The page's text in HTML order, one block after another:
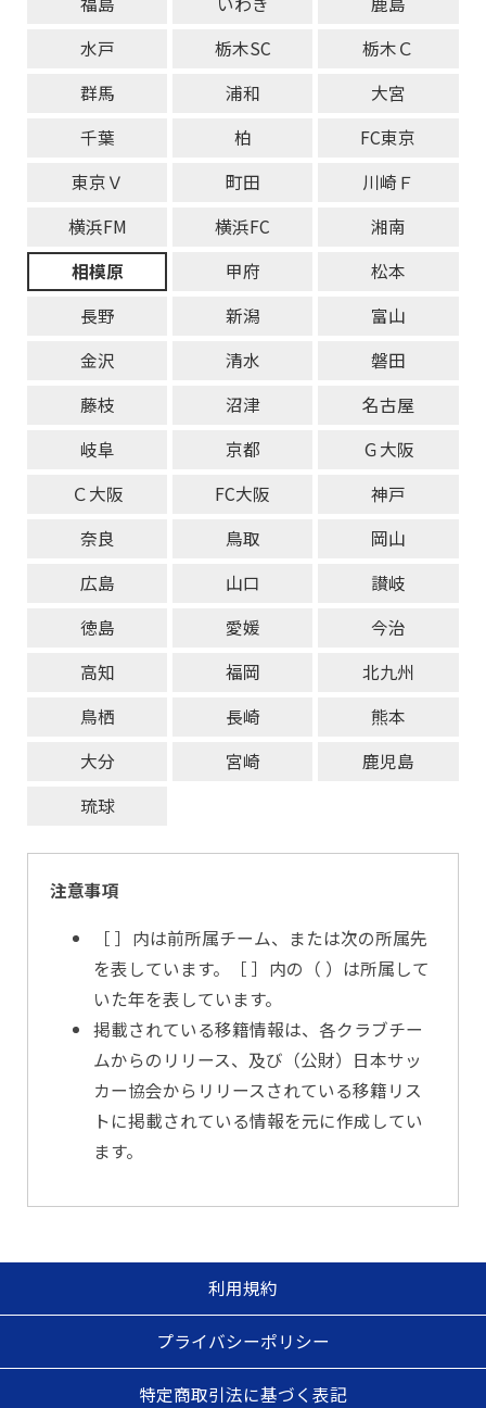
水戸
栃木SC
栃木Ｃ
群馬
浦和
大宮
千葉
柏
FC東京
東京Ｖ
町田
川崎Ｆ
横浜FM
横浜FC
湘南
相模原
甲府
松本
長野
新潟
富山
金沢
清水
磐田
藤枝
沼津
名古屋
岐阜
京都
Ｇ大阪
Ｃ大阪
FC大阪
神戸
奈良
鳥取
岡山
広島
山口
讃岐
徳島
愛媛
今治
高知
福岡
北九州
鳥栖
長崎
熊本
大分
宮崎
鹿児島
琉球
注意事項
［ ］内は前所属チーム、または次の所属先
を表しています。［ ］内の（ ）は所属して
いた年を表しています。
掲載されている移籍情報は、各クラブチー
ムからのリリース、及び（公財）日本サッ
カー協会からリリースされている移籍リス
トに掲載されている情報を元に作成してい
ます。
利用規約
プライバシーポリシー
特定商取引法に基づく表記